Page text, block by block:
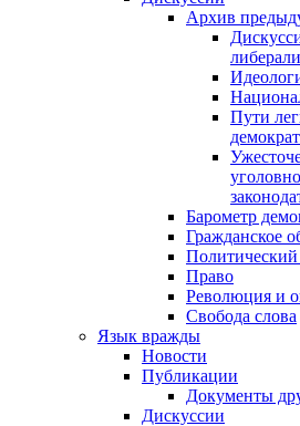
Архив
Пути
Барометр
Гражданское
Право
Революция и
Свобода слова
Язык вражды
Новости
Публикации
Документы
Дискуссии